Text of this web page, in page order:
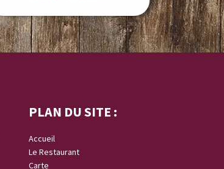
PLAN DU SITE :
Accueil
Le Restaurant
Carte